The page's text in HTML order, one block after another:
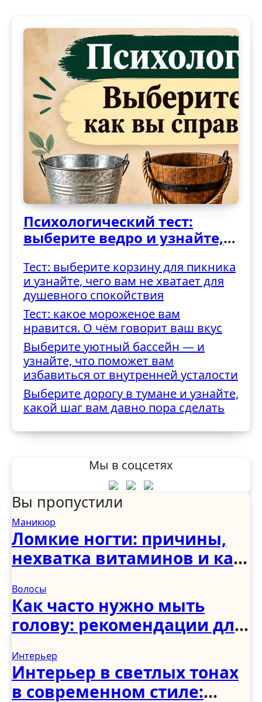
Психологический тест:
выберите ведро и узнайте,
трудностями
Тест: выберите корзину для пикника
и узнайте, чего вам не хватает для
душевного спокойствия
Тест: какое мороженое вам
нравится. О чём говорит ваш вкус
Выберите уютный бассейн — и
узнайте, что поможет вам
избавиться от внутренней усталости
Выберите дорогу в тумане и узнайте,
какой шаг вам давно пора сделать
Мы в соцсетях
Вы пропустили
Маникюр
Ломкие ногти: причины,
нехватка витаминов и как
условиях
Волосы
Как часто нужно мыть
голову: рекомендации для
Интерьер
Интерьер в светлых тонах
в современном стиле: